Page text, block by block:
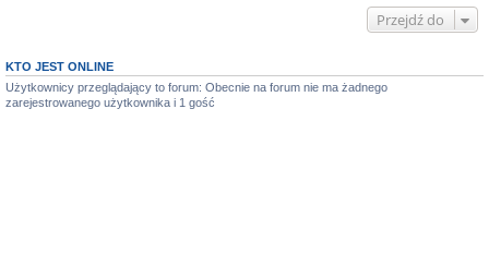
Przejdź do
KTO JEST ONLINE
Użytkownicy przeglądający to forum: Obecnie na forum nie ma żadnego
zarejestrowanego użytkownika i 1 gość